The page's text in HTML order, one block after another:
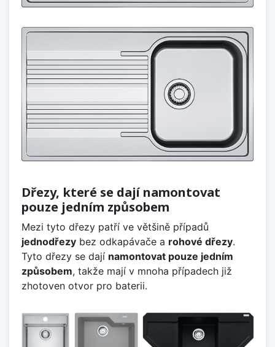
Dřezy, které se dají namontovat
pouze jedním způsobem
Mezi tyto dřezy patří ve většině případů
jednodřezy bez odkapávače a rohové dřezy.
Tyto dřezy se dají namontovat pouze jedním
způsobem, takže mají v mnoha případech již
zhotoven otvor pro baterii.